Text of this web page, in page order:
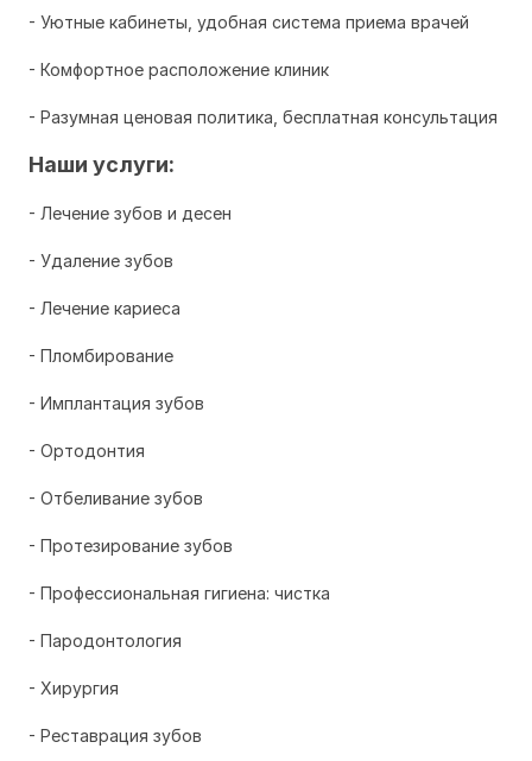
- Уютные кабинеты, удобная система приема врачей
- Комфортное расположение клиник
- Разумная ценовая политика, бесплатная консультация
Наши услуги:
- Лечение зубов и десен
- Удаление зубов
- Лечение кариеса
- Пломбирование
- Имплантация зубов
- Ортодонтия
- Отбеливание зубов
- Протезирование зубов
- Профессиональная гигиена: чистка
- Пародонтология
- Хирургия
- Реставрация зубов